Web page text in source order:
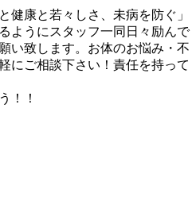
健康と若々しさ、未病を防ぐ」
ようにスタッフ一同日々励んで
い致します。お体のお悩み・不
にご相談下さい！責任を持って
！！